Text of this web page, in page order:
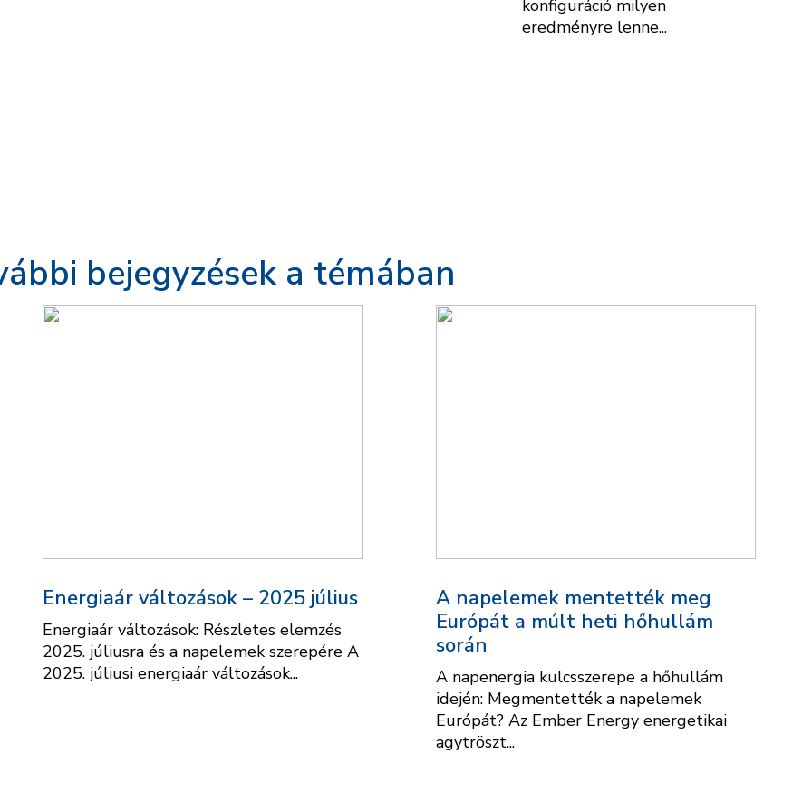
konfiguráció milyen
eredményre lenne...
bejegyzések a témában
Energiaár változások – 2025 július
Energiaár változások: Részletes elemzés
2025. júliusra és a napelemek szerepére A
2025. júliusi energiaár változások...
A napelemek mentették meg
Európát a múlt heti hőhullám
során
A napenergia kulcsszerepe a hőhullám
idején: Megmentették a napelemek
Európát? Az Ember Energy energetikai
agytröszt...